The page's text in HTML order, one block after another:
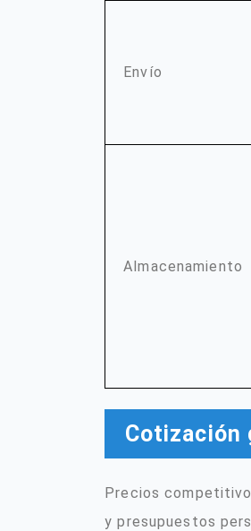
Envío
Almacenamiento
Cotización
Precios
y presupuestos